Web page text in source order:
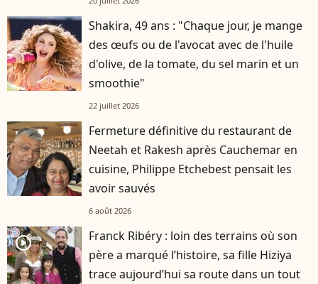
Shakira, 49 ans : "Chaque jour, je mange
des œufs ou de l'avocat avec de l'huile
d'olive, de la tomate, du sel marin et un
smoothie"
22 juillet 2026
Fermeture définitive du restaurant de
Neetah et Rakesh après Cauchemar en
cuisine, Philippe Etchebest pensait les
avoir sauvés
6 août 2026
player2
Franck Ribéry : loin des terrains où son
père a marqué l’histoire, sa fille Hiziya
trace aujourd’hui sa route dans un tout